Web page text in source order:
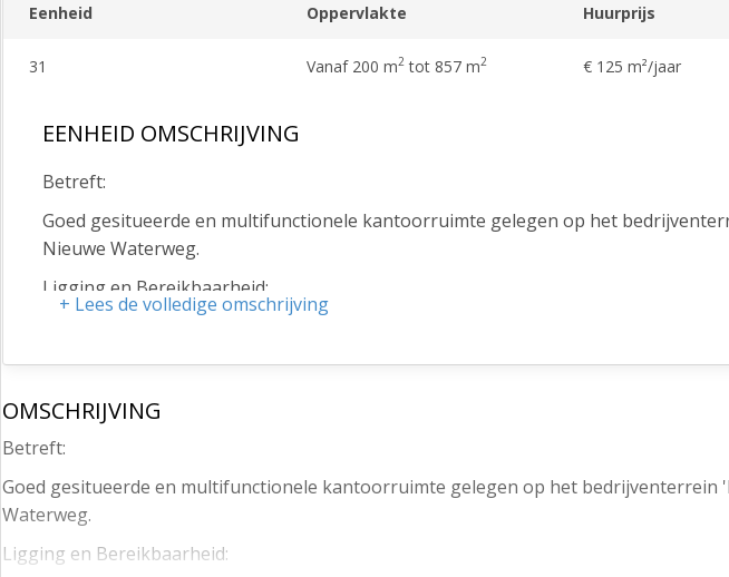
Eenheid Oppervlakte Huurprijs
31 Vanaf 200 m2tot 857 m2 € 125 m²/jaar
EENHEID OMSCHRIJVING
Betreft:
Goed gesitueerde en multifunctionele kantoorruimte gelegen op het
Nieuwe Waterweg.
Ligging en Bereikbaarheid:
Deltagebied. Aan de overzijde van het bedrijventerrein ’t Scheur is het
bedrijventerrein ‘’De Vergulde Hand’’.
Oppervlakte / indeling :
1e verdieping ca. 857 m² kantoorruimte;
Deelverhuur bespreekbaar vanaf ca. 200m²
+ Lees de volledige omschrijving
OMSCHRIJVING
Betreft:
Goed gesitueerde en multifunctionele kantoorruimte gelegen op het bedrijventerrein
Waterweg.
Ligging en Bereikbaarheid: